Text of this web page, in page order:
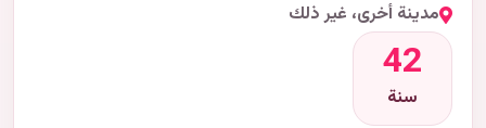
مدينة أخرى، غير ذلك
42
سنة